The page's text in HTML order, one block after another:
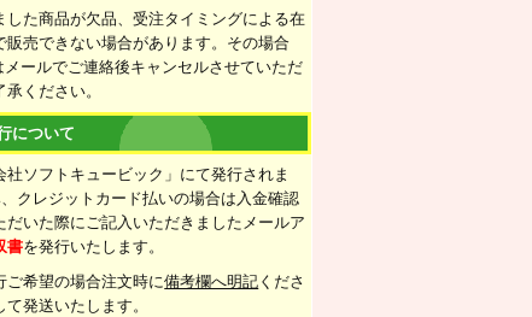
した商品が欠品、受注タイミングによる在
販売できない場合があります。その場合
メールでご連絡後キャンセルさせていただ
ください。
について
社ソフトキュービック」にて発行されま
クレジットカード払いの場合は入金確認
だいた際にご記入いただきましたメールア
書を発行いたします。
ご希望の場合注文時に備考欄へ明記 くださ
発送いたします。